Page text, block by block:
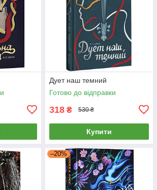
Дует наш темний
Готово до відправки
318 ₴ 530 ₴
Купити
–20%